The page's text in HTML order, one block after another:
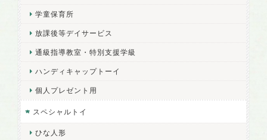
学童保育所
放課後等デイサービス
通級指導教室・特別支援学級
ハンディキャップトーイ
個人プレゼント用
スペシャルトイ
ひな人形